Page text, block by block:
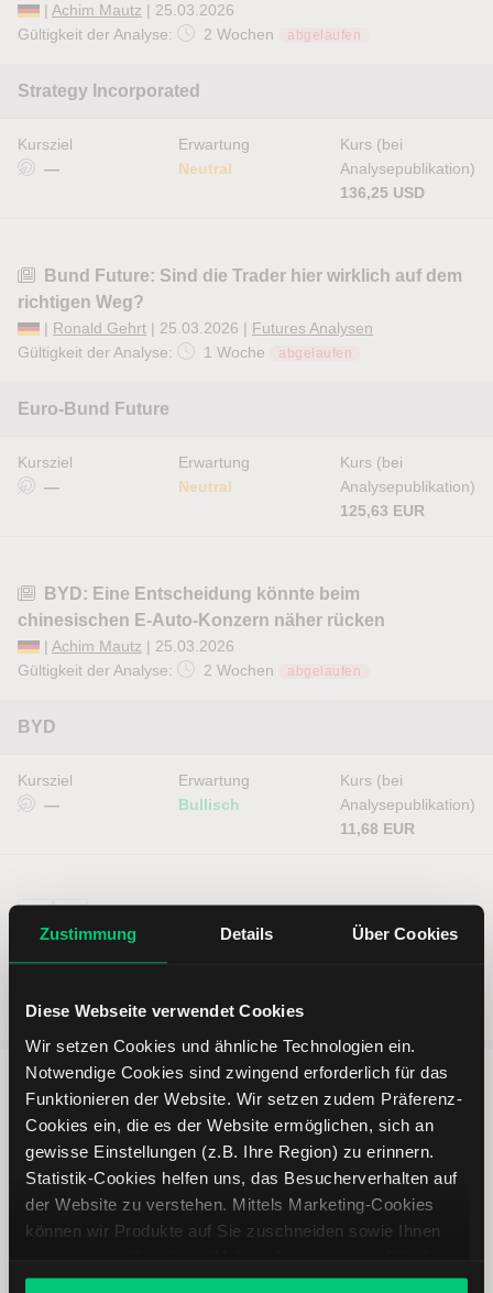
Zustimmung Details Über Cookies
Diese Webseite verwendet Cookies
Wir setzen Cookies und ähnliche Technologien ein.
Notwendige Cookies sind zwingend erforderlich für das
Funktionieren der Website. Wir setzen zudem Präferenz-
Cookies ein, die es der Website ermöglichen, sich an
gewisse Einstellungen (z.B. Ihre Region) zu erinnern.
Statistik-Cookies helfen uns, das Besucherverhalten auf
der Website zu verstehen. Mittels Marketing-Cookies
können wir Produkte auf Sie zuschneiden sowie Ihnen
Angebote unterbreiten. Sie entscheiden, welche Cookies
| Achim Mautz | 25.03.2026
Gültigkeit der Analyse:
2 Wochen abgelaufen
Strategy Incorporated
Kursziel
—
Erwartung
Neutral
Kurs (bei
Analysepublikation)
136,25 USD
Bund Future: Sind die Trader hier wirklich auf dem
richtigen Weg?
| Ronald Gehrt | 25.03.2026 | Futures Analysen
Gültigkeit der Analyse:
1 Woche abgelaufen
Euro-Bund Future
Kursziel
—
Erwartung
Neutral
Kurs (bei
Analysepublikation)
125,63 EUR
BYD: Eine Entscheidung könnte beim
chinesischen E-Auto-Konzern näher rücken
| Achim Mautz | 25.03.2026
Gültigkeit der Analyse:
2 Wochen abgelaufen
BYD
Kursziel
—
Erwartung
Bullisch
Kurs (bei
Analysepublikation)
11,68 EUR
5 entscheidende Vorteile vom
Online Broker LYNX